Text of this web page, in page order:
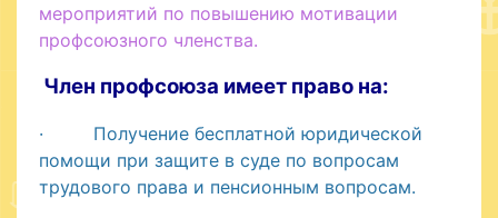
мероприятий по повышению мотивации
профсоюзного членства.
Член профсоюза имеет право на:
· Получение бесплатной юридической
помощи при защите в суде по вопросам
трудового права и пенсионным вопросам.